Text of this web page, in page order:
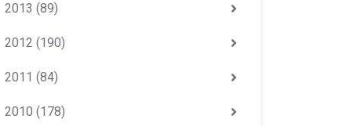
2013 (89)
2012 (190)
2011 (84)
2010 (178)